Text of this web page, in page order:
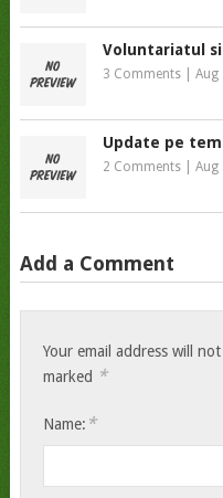
Voluntariatul
3 Comments| Aug
Update pe
2 Comments| Aug
Add a Comment
Your email address will
marked *
Name: *